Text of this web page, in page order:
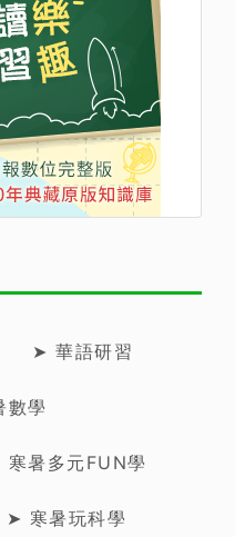
➤ 華語研習
數學
寒暑多元FUN學
➤ 寒暑玩科學